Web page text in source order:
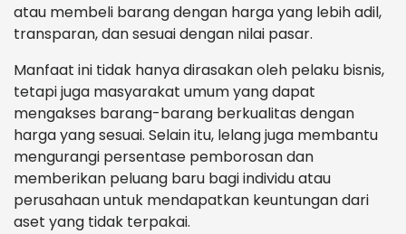
atau membeli barang dengan harga yang lebih adil,
transparan, dan sesuai dengan nilai pasar.
Manfaat ini tidak hanya dirasakan oleh pelaku bisnis,
tetapi juga masyarakat umum yang dapat
mengakses barang-barang berkualitas dengan
harga yang sesuai. Selain itu, lelang juga membantu
mengurangi persentase pemborosan dan
memberikan peluang baru bagi individu atau
perusahaan untuk mendapatkan keuntungan dari
aset yang tidak terpakai.